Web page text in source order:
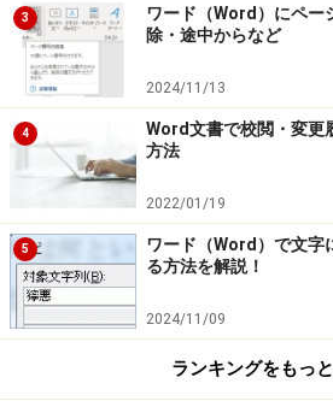
3
ワード（Word）にペー
除・途中からなど
2024/11/13
4
Word文書で校閲・変更
方法
2022/01/19
5
ワード（Word）で文字
る方法を解説！
2024/11/09
ランキングをもっ